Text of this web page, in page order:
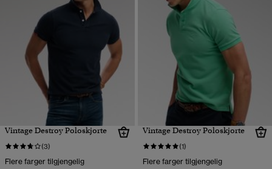
Vintage Destroy Poloskjorte
(3)
Flere farger tilgjengelig
Vintage Destroy Poloskjorte
(1)
Flere farger tilgjengelig